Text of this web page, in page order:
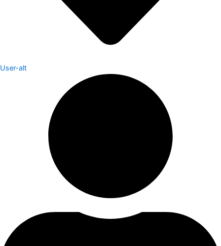
User-alt